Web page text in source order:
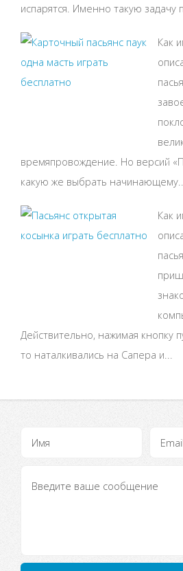
испарятся. Именно такую задачу
Как
времяпровождение. Но версий
какую же выбрать начинающему...
Как
Действительно, нажимая кнопку
то наталкивались на Сапера и...